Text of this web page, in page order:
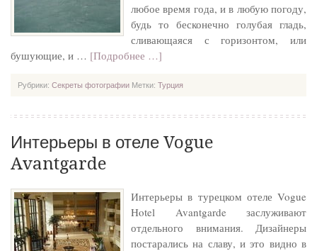
любое время года, и в любую погоду,
будь то бесконечно голубая гладь,
сливающаяся с горизонтом, или
бушующие, и … [Подробнее …]
Рубрики: Секреты фотографии Метки: Турция
Интерьеры в отеле Vogue
Avantgarde
Интерьеры в турецком отеле Vogue
Hotel Avantgarde заслуживают
отдельного внимания. Дизайнеры
постарались на славу, и это видно в